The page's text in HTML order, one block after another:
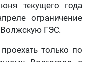
текущего года
ограничение
ГЭС.
только по